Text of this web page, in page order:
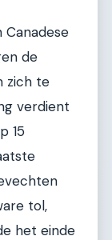
Canadese
de
zich te
verdient
15
tol,
het einde